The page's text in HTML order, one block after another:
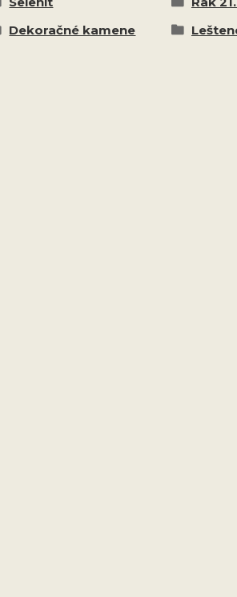
Dekoračné kamene